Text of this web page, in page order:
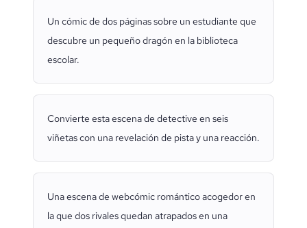
Un cómic de dos páginas sobre un estudiante que
descubre un pequeño dragón en la biblioteca
escolar.
Convierte esta escena de detective en seis
viñetas con una revelación de pista y una reacción.
Una escena de webcómic romántico acogedor en
la que dos rivales quedan atrapados en una